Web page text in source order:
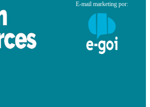
E-mail marketing por: